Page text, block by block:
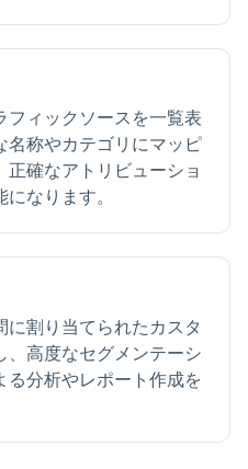
フィックソースを一覧表
名称やカテゴリにマッピ
正確なアトリビューショ
なります。
割り当てられたカスタ
、高度なセグメンテーシ
る分析やレポート作成を